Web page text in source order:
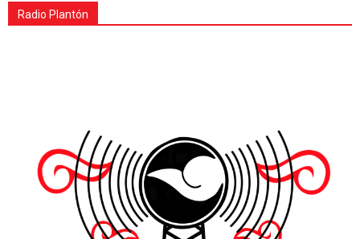
Radio Plantón